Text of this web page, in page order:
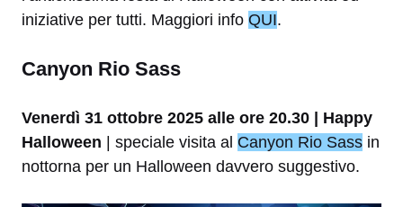
iniziative per tutti. Maggiori info QUI.
Canyon Rio Sass
Venerdì 31 ottobre 2025 alle ore 20.30 | Happy
Halloween | speciale visita al Canyon Rio Sass in
nottorna per un Halloween davvero suggestivo.